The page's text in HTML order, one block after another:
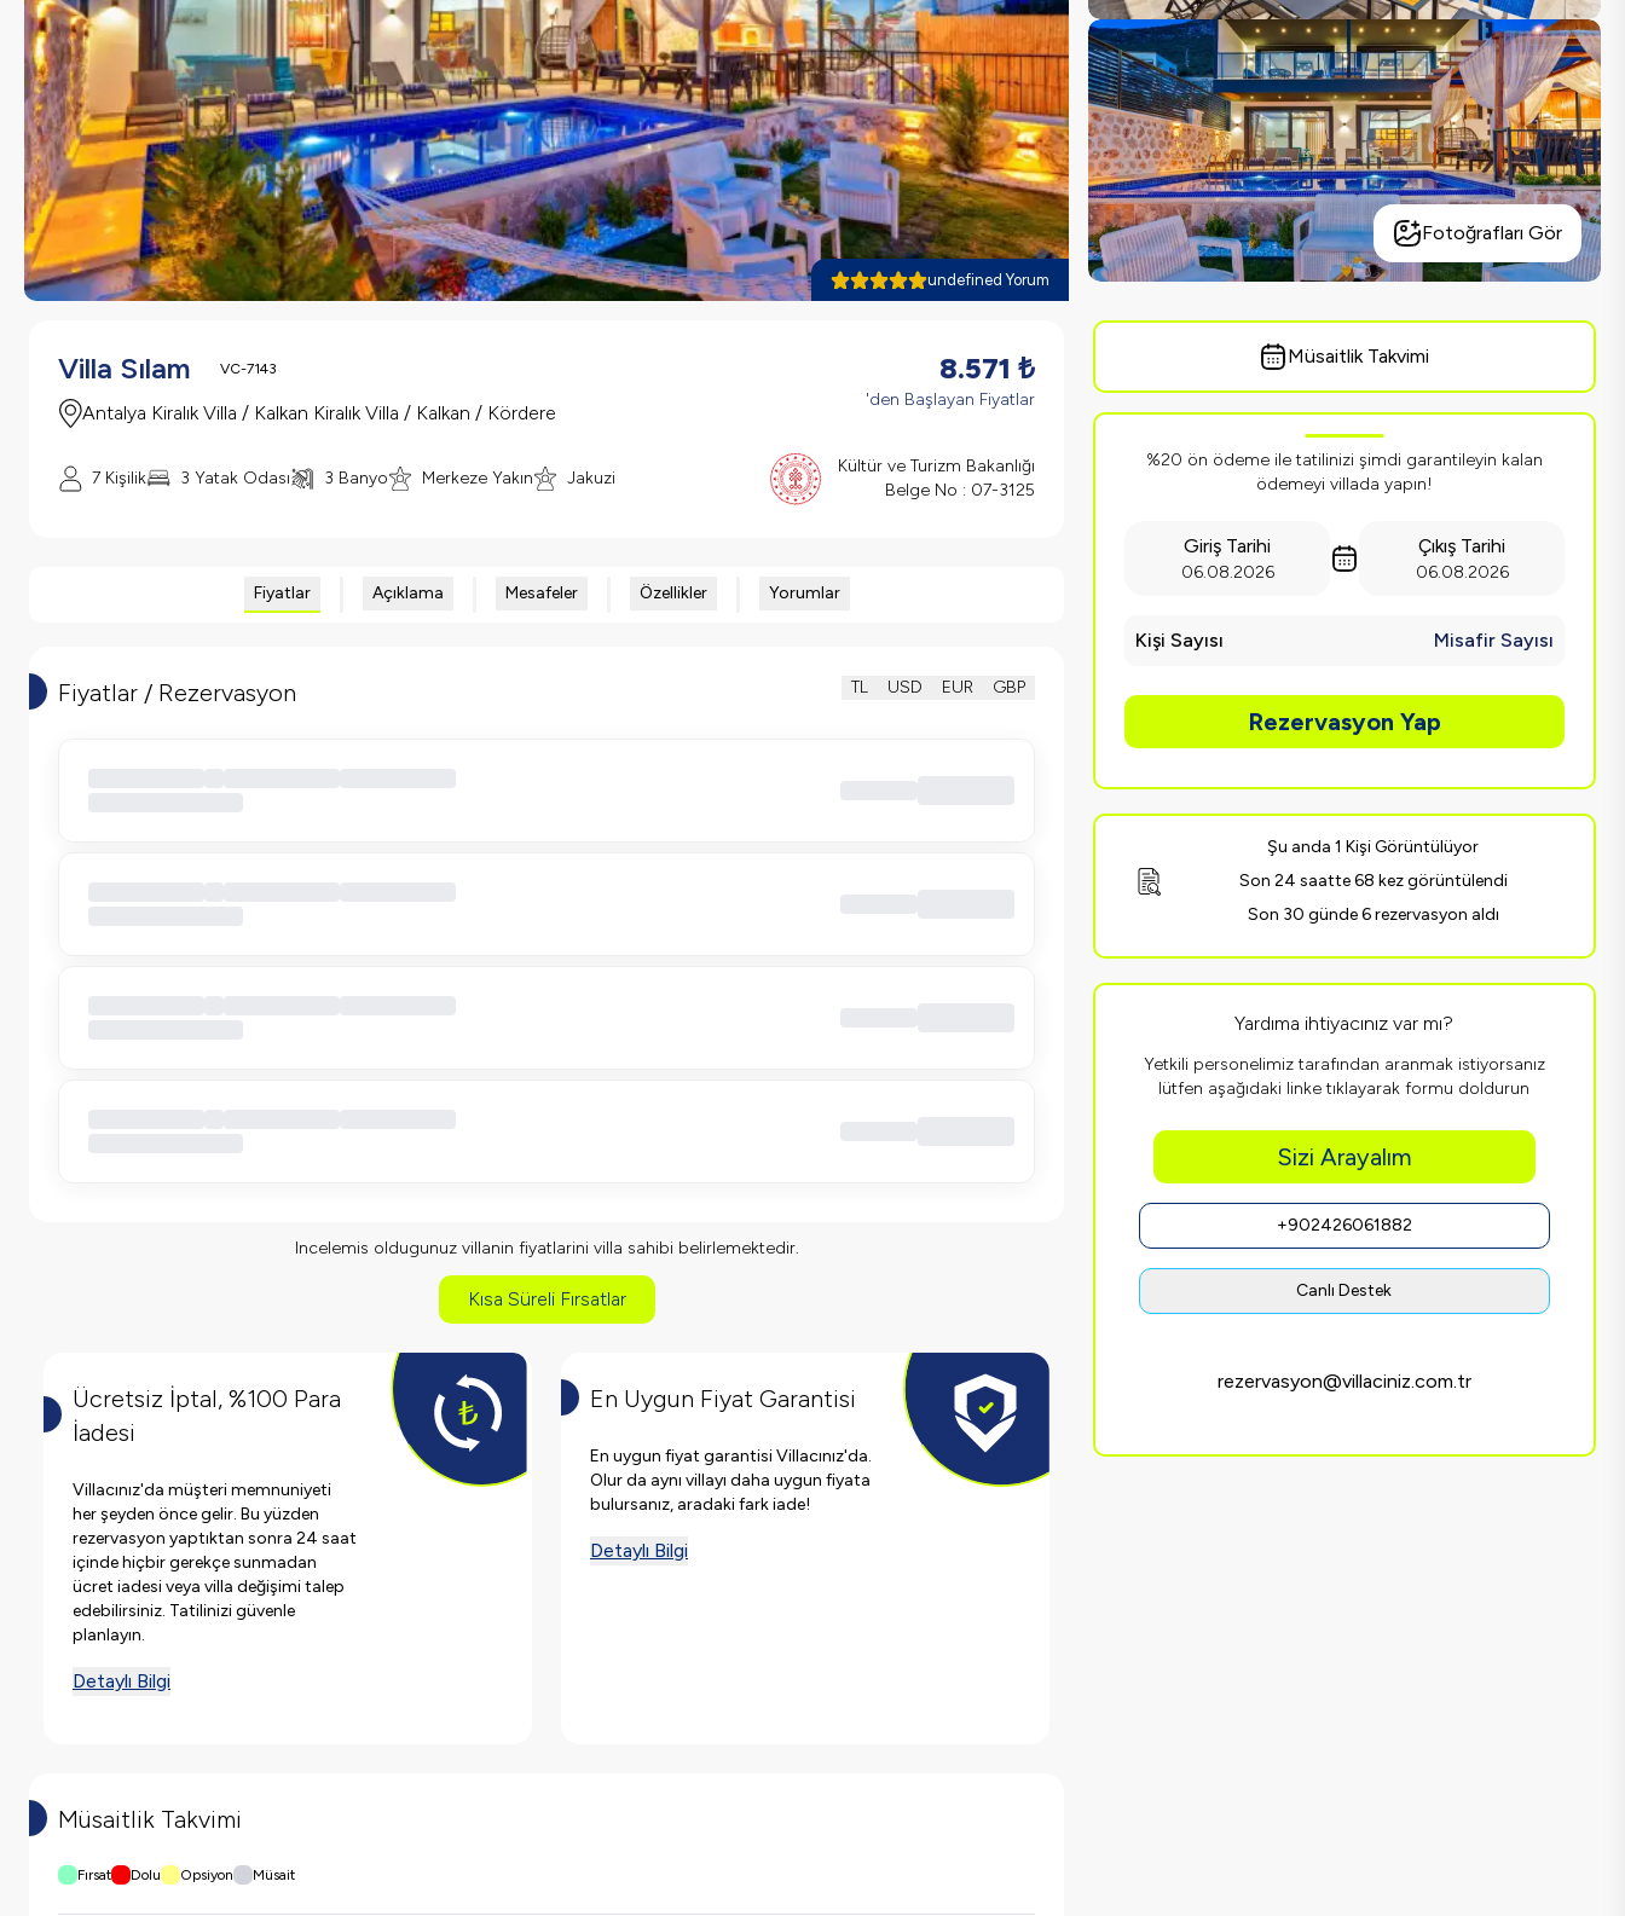
undefined Yorum
Fotoğrafları Gör
Villa Sılam VC-7143
Antalya Kiralık Villa / Kalkan Kiralık Villa / Kalkan / Kördere
8.571 ₺
'den Başlayan Fiyatlar
7 Kişilik 3 Yatak Odası 3 Banyo Merkeze Yakın Jakuzi
Kültür ve Turizm Bakanlığı
Belge No : 07-3125
Fiyatlar Açıklama Mesafeler Özellikler Yorumlar
Fiyatlar / Rezervasyon TL USD EUR GBP
Incelemis oldugunuz villanin fiyatlarini villa sahibi belirlemektedir.
Kısa Süreli Fırsatlar
Ücretsiz İptal, %100 Para
İadesi
Villacınız'da müşteri memnuniyeti
her şeyden önce gelir. Bu yüzden
rezervasyon yaptıktan sonra 24 saat
içinde hiçbir gerekçe sunmadan
ücret iadesi veya villa değişimi talep
edebilirsiniz. Tatilinizi güvenle
planlayın.
Detaylı Bilgi
En Uygun Fiyat Garantisi
En uygun fiyat garantisi Villacınız'da.
Olur da aynı villayı daha uygun fiyata
bulursanız, aradaki fark iade!
Detaylı Bilgi
Müsaitlik Takvimi
Fırsat Dolu Opsiyon Müsait
Müsaitlik Takvimi
%20 ön ödeme ile tatilinizi şimdi garantileyin kalan
ödemeyi villada yapın!
Giriş Tarihi
06.08.2026
Çıkış Tarihi
06.08.2026
Kişi Sayısı Misafir Sayısı
Rezervasyon Yap
Şu anda 1 Kişi Görüntülüyor
Son 24 saatte 68 kez görüntülendi
Son 30 günde 6 rezervasyon aldı
Yardıma ihtiyacınız var mı?
Yetkili personelimiz tarafından aranmak istiyorsanız
lütfen aşağıdaki linke tıklayarak formu doldurun
Sizi Arayalım
+902426061882
Canlı Destek
rezervasyon@villaciniz.com.tr